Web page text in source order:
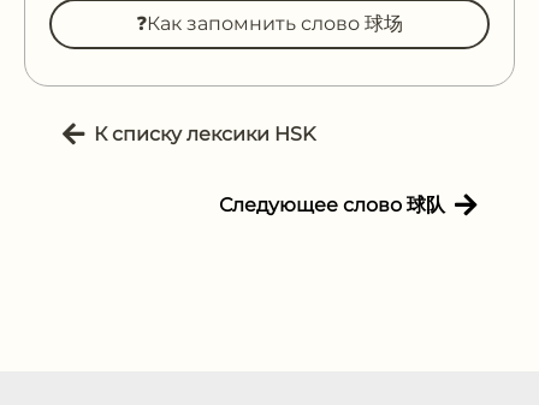
❓Как запомнить слово 球场
К списку лексики HSK
Следующее слово 球队